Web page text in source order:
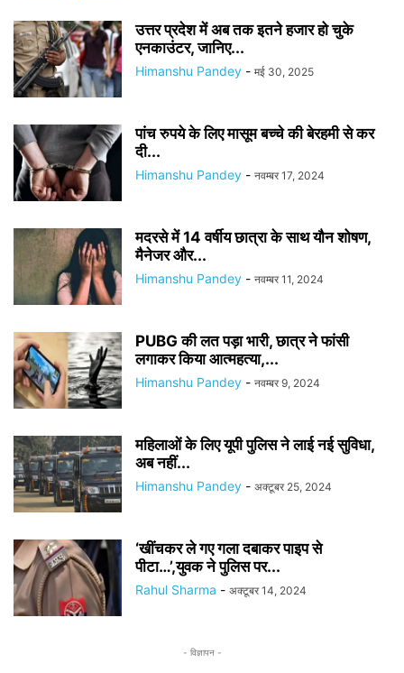
उत्तर प्रदेश में अब तक इतने हजार हो चुके
एनकाउंटर, जानिए...
Himanshu Pandey - मई 30, 2025
पांच रुपये के लिए मासूम बच्चे की बेरहमी से कर
दी...
Himanshu Pandey - नवम्बर 17, 2024
मदरसे में 14 वर्षीय छात्रा के साथ यौन शोषण,
मैनेजर और...
Himanshu Pandey - नवम्बर 11, 2024
PUBG की लत पड़ा भारी, छात्र ने फांसी
लगाकर किया आत्महत्या,...
Himanshu Pandey - नवम्बर 9, 2024
महिलाओं के लिए यूपी पुलिस ने लाई नई सुविधा,
अब नहीं...
Himanshu Pandey - अक्टूबर 25, 2024
‘खींचकर ले गए गला दबाकर पाइप से
पीटा…’,युवक ने पुलिस पर...
Rahul Sharma - अक्टूबर 14, 2024
- विज्ञापन -